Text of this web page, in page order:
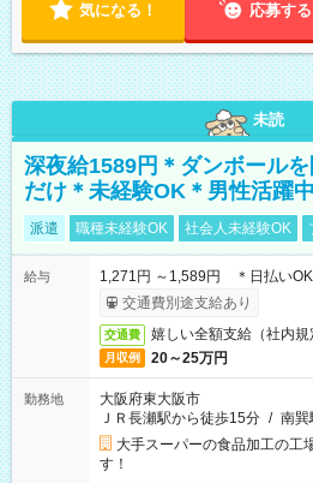
気になる！ 応募する
未読
深夜給1589円＊ダンボール
だけ＊未経験OK＊男性活躍中
派遣 職種未経験OK 社会人未経験OK
給与
1,271円 ～1,589円 ＊日払いOK
交通費別途支給あり
交通費 嬉しい全額支給（社内規
月収例 20～25万円
勤務地
大阪府東大阪市
ＪＲ長瀬駅から徒歩15分 / 南巽
大手スーパーの食品加工の工
す！